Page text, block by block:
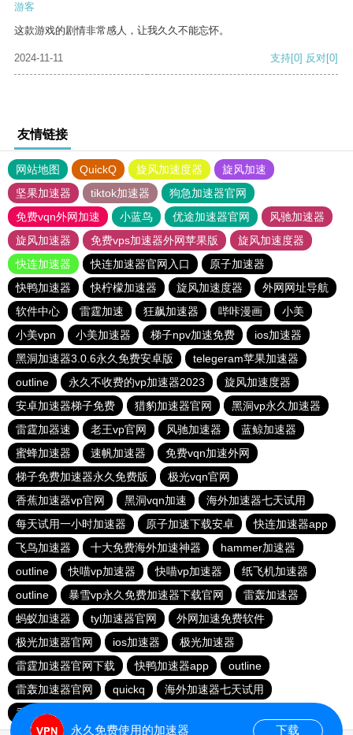
游客
这款游戏的剧情非常感人，让我久久不能忘怀。
2024-11-11 支持[0] 反对[0]
友情链接
网站地图 QuickQ 旋风加速度器
旋风加速
坚果加速器
tiktok加速器
狗急加速器官网
免费vqn外网加速
小蓝鸟 优途加速器官网
风驰加速器
旋风加速器
免费vps加速器外网苹果版
旋风加速度器
快连加速器
快连加速器官网入口
原子加速器
快鸭加速器
快柠檬加速器 旋风加速度器
外网网址导航
软件中心
雷霆加速 狂飙加速器 哔咔漫画
小美
小美vpn
小美加速器 梯子npv加速免费
ios加速器
黑洞加速器3.0.6永久免费安卓版
telegeram苹果加速器
outline
永久不收费的vp加速器2023
旋风加速度器
安卓加速器梯子免费
猎豹加速器官网
黑洞vp永久加速器
雷霆加器速
老王vp官网 风驰加速器
蓝鲸加速器
蜜蜂加速器
速帆加速器
免费vqn加速外网
梯子免费加速器永久免费版
极光vqn官网
香蕉加速器vp官网
黑洞vqn加速
海外加速器七天试用
每天试用一小时加速器
原子加速下载安卓
快连加速器app
飞鸟加速器
十大免费海外加速神器
hammer加速器
outline
快喵vp加速器 快喵vp加速器
纸飞机加速器
outline
暴雪vp永久免费加速器下载官网
雷轰加速器
蚂蚁加速器
tyl加速器官网
外网加速免费软件
极光加速器官网
ios加速器
极光加速器
雷霆加速器官网下载
快鸭加速器app
outline
雷轰加速器官网
quickq
海外加速器七天试用
香蕉加速器官网
永久免费使用的加速器 下载